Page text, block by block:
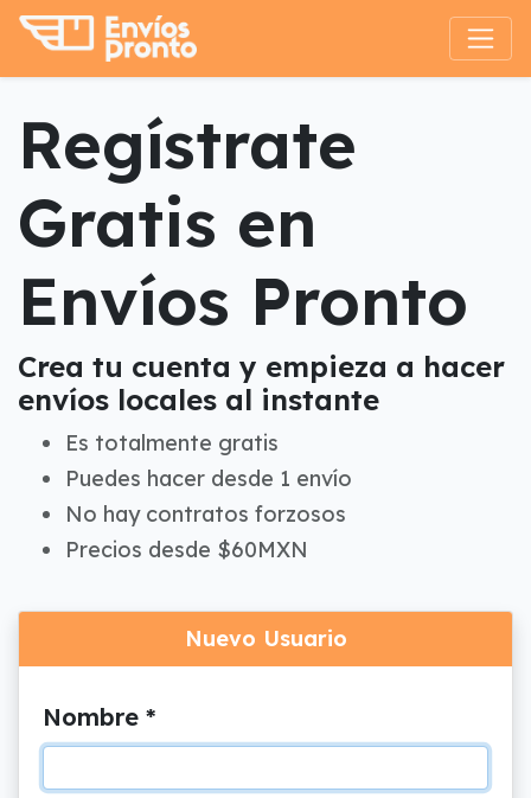
Regístrate
Gratis en
Envíos Pronto
Crea tu cuenta y empieza a hacer
envíos locales al instante
Es totalmente gratis
Puedes hacer desde 1 envío
No hay contratos forzosos
Precios desde $60MXN
Nuevo Usuario
Nombre *